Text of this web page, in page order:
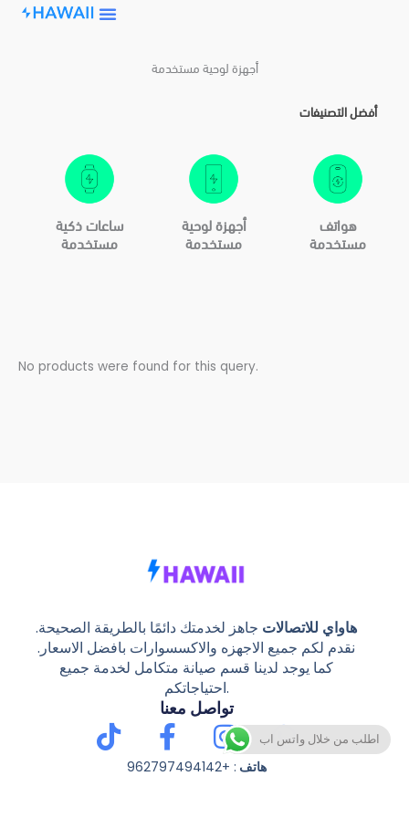
Skip
أجهزة لوحية مستخدمة
أفضل التصنيفات
ساعات ذكية
مستخدمة
أجهزة لوحية
مستخدمة
هواتف
مستخدمة
No products were found for this query.
هاواي للاتصالات جاهز لخدمتك دائمًا بالطريقة الصحيحة.
نقدم لكم جميع الاجهزه والاكسسوارات بافضل الاسعار.
كما يوجد لدينا قسم صيانة متكامل لخدمة جميع
احتياجاتكم.
تواصل معنا
TiktokFacebook-
f
Instagram
هاتف : +962797494142
اطلب من خلال واتس اب